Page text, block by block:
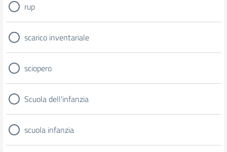
rup
scarico inventariale
sciopero
Scuola dell'infanzia
scuola infanzia